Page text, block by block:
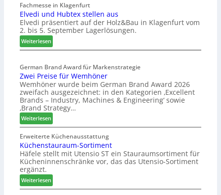
e
i
n
i
p
s
s
t
F
ü
h
r
u
n
g
a
n
Fachmesse in Klagenfurt
Elvedi und Hubtex stellen aus
Elvedi präsentiert auf der Holz&Bau in Klagenfurt vom
2. bis 5. September Lagerlösungen.
Weiterlesen:
E
v
e
d
i
u
n
d
H
u
b
t
e
x
s
t
German Brand Award für Markenstrategie
Zwei Preise für Wemhöner
Wemhöner wurde beim German Brand Award 2026
zweifach ausgezeichnet: in den Kategorien ‚Excellent
Brands – Industry, Machines & Engineering‘ sowie
‚Brand Strategy…
Weiterlesen:
Z
w
e
i
P
e
i
Erweiterte Küchenausstattung
Küchenstauraum-Sortiment
Häfele stellt mit Utensio ST ein Stauraumsortiment für
Kücheninnenschränke vor, das das Utensio-Sortiment
ergänzt.
Weiterlesen:
K